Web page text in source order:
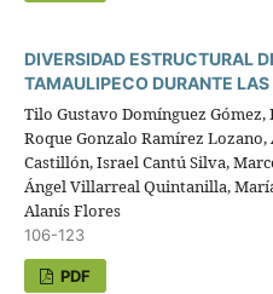
DIVERSIDAD ESTRUCTURAL
TAMAULIPECO DURANTE
Tilo Gustavo Domínguez
Roque Gonzalo Ramírez
Castillón, Israel Cantú Silva,
Ángel Villarreal Quintanilla,
Alanís Flores
106-123
PDF